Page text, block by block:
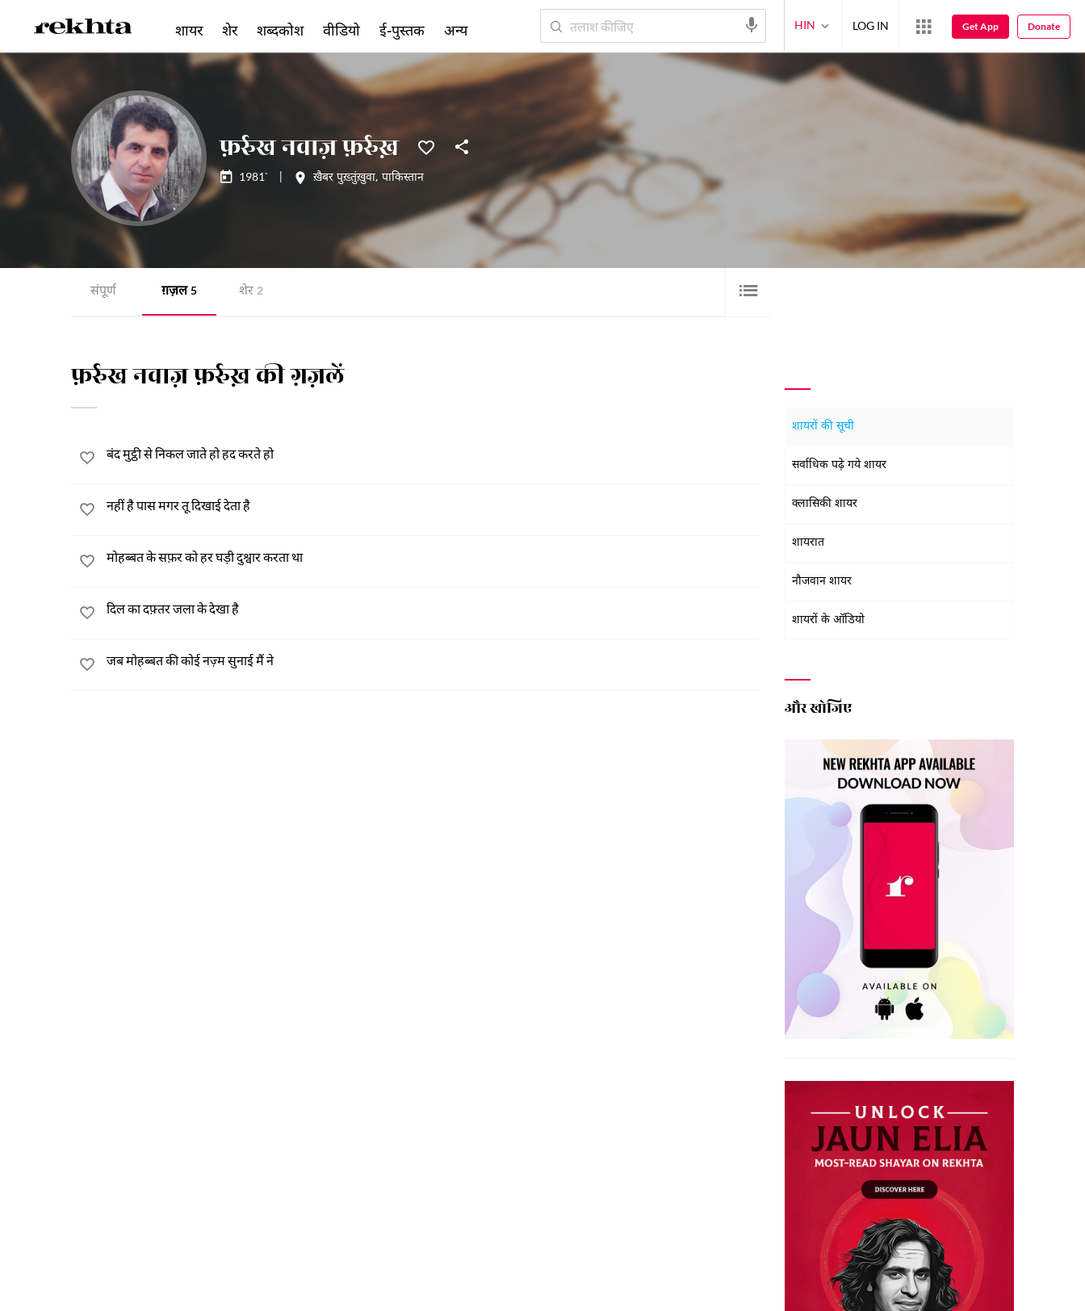
फ़र्रुख नवाज़ फ़र्रुख़
1981` ख़ैबर पुख़्तुंख़ुवा, पाकिस्तान
संपूर्ण ग़ज़ल 5 शेर 2
फ़र्रुख नवाज़ फ़र्रुख़ की ग़ज़लें
बंद मुट्ठी से निकल जाते हो हद करते हो
नहीं है पास मगर तू दिखाई देता है
मोहब्बत के सफ़र को हर घड़ी दुश्वार करता था
दिल का दफ़्तर जला के देखा है
जब मोहब्बत की कोई नज़्म सुनाई मैं ने
शायरों की सूची
सर्वाधिक पढ़े गये शायर
क्लासिकी शायर
शायरात
नौजवान शायर
शायरों के ऑडियो
और खोजिए
शायर शेर शब्दकोश वीडियो ई-पुस्तक अन्य HIN LOG IN Get App Donate